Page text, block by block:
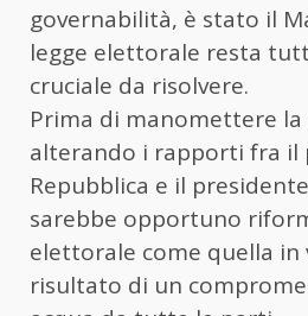
governabilità, è stato il
legge elettorale resta
cruciale da risolvere.
Prima di manomettere
alterando i rapporti fra il
Repubblica e il
sarebbe opportuno
elettorale come quella in
risultato di un